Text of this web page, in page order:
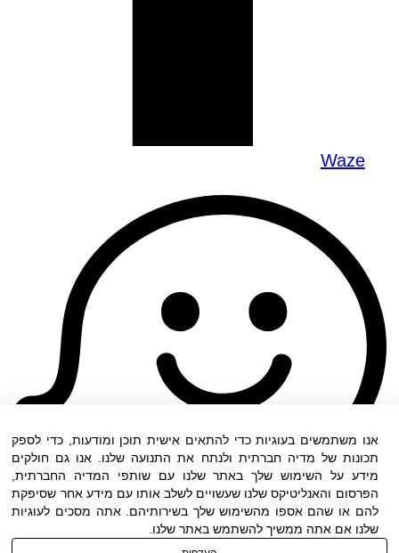
Waze
אנו משתמשים בעוגיות כדי להתאים אישית תוכן ומודעות, כדי לספק
תכונות של מדיה חברתית ולנתח את התנועה שלנו. אנו גם חולקים
מידע על השימוש שלך באתר שלנו עם שותפי המדיה החברתית,
הפרסום והאנליטיקס שלנו שעשויים לשלב אותו עם מידע אחר שסיפקת
להם או שהם אספו מהשימוש שלך בשירותיהם. אתה מסכים לעוגיות
שלנו אם אתה ממשיך להשתמש באתר שלנו.